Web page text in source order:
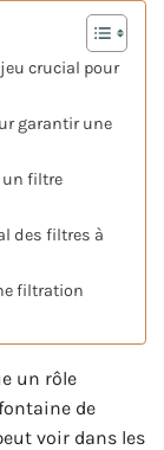
crucial pour
garantir une
un filtre
des filtres à
filtration
un rôle
de
voir dans les